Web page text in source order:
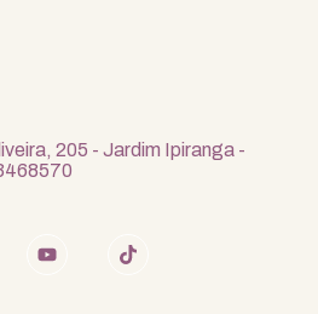
205 - Jardim Ipiranga -